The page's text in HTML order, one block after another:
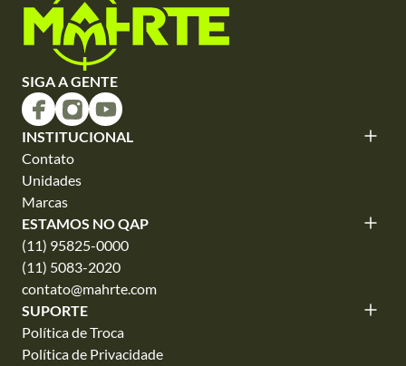
SIGA A GENTE
INSTITUCIONAL
Contato
Unidades
Marcas
ESTAMOS NO QAP
(11) 95825-0000
(11) 5083-2020
contato@mahrte.com
SUPORTE
Política de Troca
Política de Privacidade